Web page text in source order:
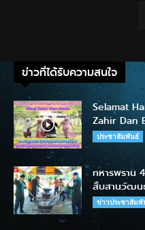
ข่าวที่ได้รับความสนใจ
Selamat
Zahir Dan
ประชาสัมพันธ์
ทหารพราน
สืบสานวัฒน
ข่าวประชาสัมพั